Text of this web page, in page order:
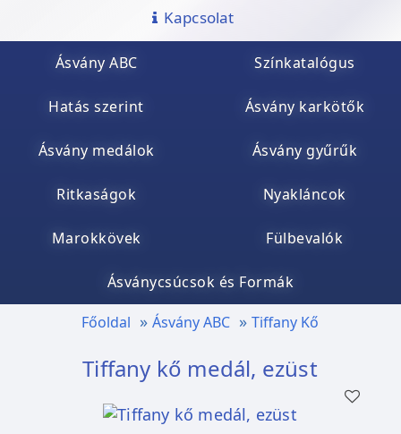
Kapcsolat
Ásvány ABC Színkatalógus
Hatás szerint Ásvány karkötők
Ásvány medálok Ásvány gyűrűk
Ritkaságok Nyakláncok
Marokkövek Fülbevalók
Ásványcsúcsok és Formák
Főoldal Ásvány ABC Tiffany Kő
Tiffany kő medál, ezüst